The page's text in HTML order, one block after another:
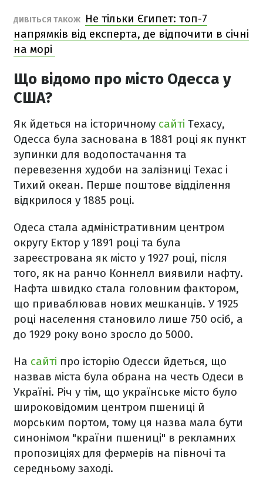
ДИВІТЬСЯ ТАКОЖ
Не тільки Єгипет: топ-7
напрямків від експерта, де відпочити в січні
на морі
Що відомо про місто Одесса у
США?
Як йдеться на історичному сайті Техасу,
Одесса була заснована в 1881 році як пункт
зупинки для водопостачання та
перевезення худоби на залізниці Техас і
Тихий океан. Перше поштове відділення
відкрилося у 1885 році.
Одеса стала адміністративним центром
округу Ектор у 1891 році та була
зареєстрована як місто у 1927 році, після
того, як на ранчо Коннелл виявили нафту.
Нафта швидко стала головним фактором,
що приваблював нових мешканців. У 1925
році населення становило лише 750 осіб, а
до 1929 року воно зросло до 5000.
На сайті про історію Одесси йдеться, що
назвав міста була обрана на честь Одеси в
Україні. Річ у тім, що українське місто було
широковідомим центром пшениці й
морським портом, тому ця назва мала бути
синонімом "країни пшениці" в рекламних
пропозиціях для фермерів на півночі та
середньому заході.